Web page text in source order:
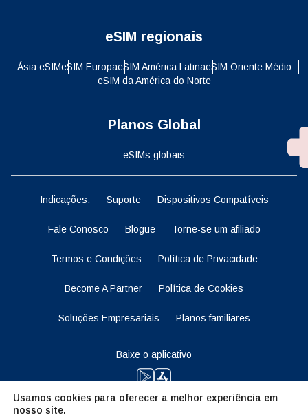
eSIM regionais
Ásia eSIMeSIM EuropaeSIM América LatinaeSIM Oriente Médio
eSIM da América do Norte
Planos Global
eSIMs globais
Indicações: Suporte Dispositivos Compatíveis
Fale Conosco Blogue Torne-se um afiliado
Termos e Condições Política de Privacidade
Become A Partner Política de Cookies
Soluções Empresariais Planos familiares
Baixe o aplicativo
Usamos cookies para oferecer a melhor experiência em
nosso site.